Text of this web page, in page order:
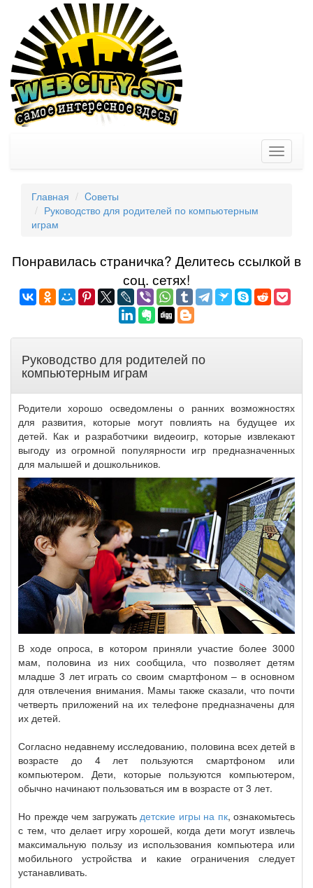
Toggle
Главная
Cоветы
Руководство для родителей по компьютерным
играм
Понравилась страничка? Делитеcь ссылкой в
соц. сетях!
Руководство для родителей по
компьютерным играм
Родители хорошо осведомлены о ранних возможностях
для развития, которые могут повлиять на будущее их
детей. Как и разработчики видеоигр, которые извлекают
выгоду из огромной популярности игр предназначенных
для малышей и дошкольников.
В ходе опроса, в котором приняли участие более 3000
мам, половина из них сообщила, что позволяет детям
младше 3 лет играть со своим смартфоном – в основном
для отвлечения внимания. Мамы также сказали, что почти
четверть приложений на их телефоне предназначены для
их детей.
Согласно недавнему исследованию, половина всех детей в
возрасте до 4 лет пользуются смартфоном или
компьютером. Дети, которые пользуются компьютером,
обычно начинают пользоваться им в возрасте от 3 лет.
Но прежде чем загружать детские игры на пк, ознакомьтесь
с тем, что делает игру хорошей, когда дети могут извлечь
максимальную пользу из использования компьютера или
мобильного устройства и какие ограничения следует
устанавливать.